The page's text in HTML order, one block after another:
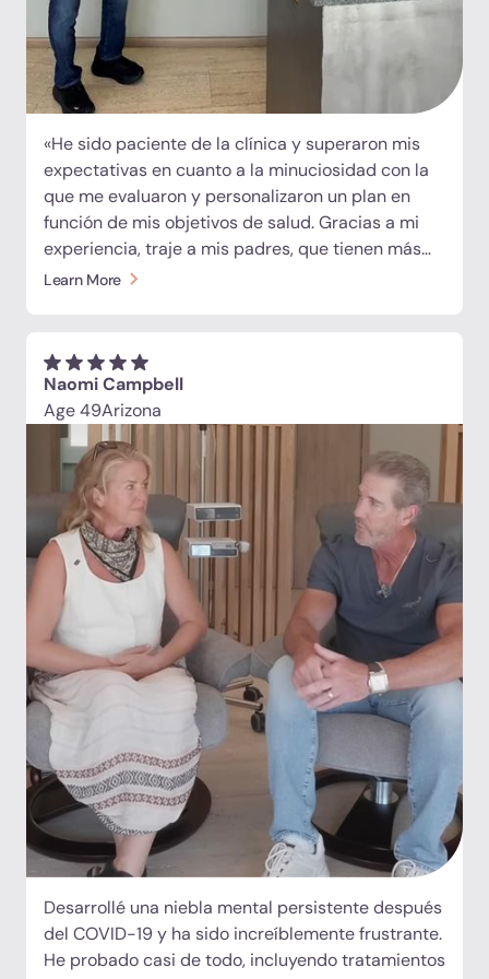
«He sido paciente de la clínica y superaron mis
expectativas en cuanto a la minuciosidad con la
que me evaluaron y personalizaron un plan en
función de mis objetivos de salud. Gracias a mi
experiencia, traje a mis padres, que tienen más
de 80 años, para que me ayudaran a mejorar su
recientemente su movilidad, mientras que mi
madre ha estado lidiando con los persistentes
síntomas posteriores al COVID. El equipo realizó
una evaluación diagnóstica exhaustiva para
ambos y desarrolló protocolos personalizados. Lo
que más destaca es que se trata de un centro
médico de longevidad verdaderamente integrado,
que simplifica todo el proceso bajo un mismo
techo en un entorno hermoso y tranquilo que no
se parece a un hospital».
Learn More
Naomi Campbell
Age 49Arizona
Desarrollé una niebla mental persistente después
del COVID-19 y ha sido increíblemente frustrante.
He probado casi de todo, incluyendo tratamientos